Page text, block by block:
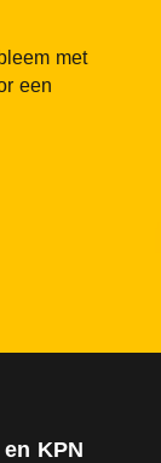
met
een
KPN